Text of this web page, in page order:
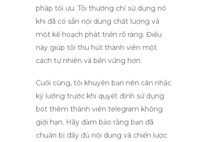
pháp tối ưu. Tôi thường chỉ sử dụng nó
khi đã có sẵn nội dung chất lượng và
một kế hoạch phát triển rõ ràng. Điều
này giúp tôi thu hút thành viên một
cách tự nhiên và bền vững hơn.
Cuối cùng, tôi khuyên bạn nên cân nhắc
kỹ lưỡng trước khi quyết định sử dụng
bot thêm thành viên telegram không
giới hạn. Hãy đảm bảo rằng bạn đã
chuẩn bị đầy đủ nội dung và chiến lược